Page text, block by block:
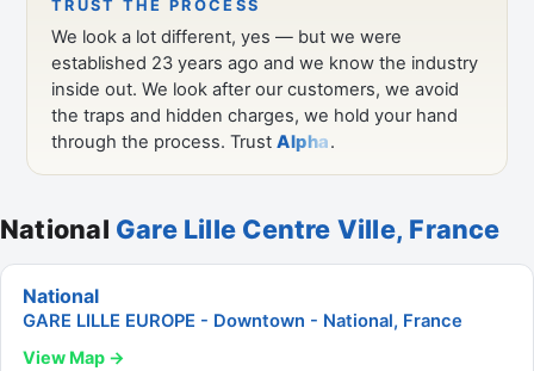
National Gare Lille Centre Ville, France
National
GARE LILLE EUROPE - Downtown - National, France
View Map →